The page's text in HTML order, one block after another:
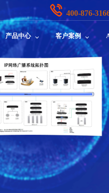
400-876-
产品中心 客户案例